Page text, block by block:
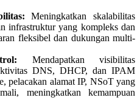
Meningkatkan skalabilitas
infrastruktur yang kompleks dan
fleksibel dan dukungan multi-
Mendapatkan visibilitas
DNS, DHCP, dan IPAM
pelacakan alamat IP, NSoT yang
meningkatkan kemampuan